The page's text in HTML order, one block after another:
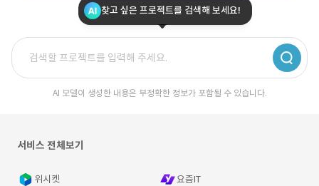
찾고 싶은 프로젝트를 검색해 보세요!
AI 모델이 생성한 내용은 부정확한 정보가 포함될 수 있습니다.
서비스 전체보기
위시켓 요즘IT